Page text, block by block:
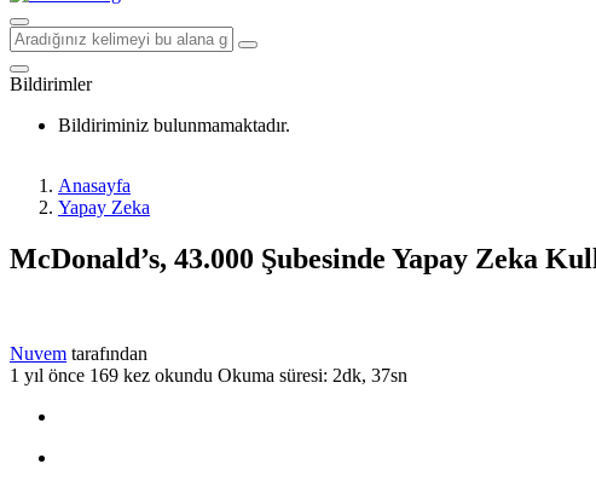
Bildirimler
Bildiriminiz bulunmamaktadır.
Anasayfa
Yapay Zeka
McDonald’s, 43.000 Şubesinde Yapay Zeka
Nuvem tarafından
1 yıl önce 169 kez okundu Okuma süresi: 2dk, 37sn